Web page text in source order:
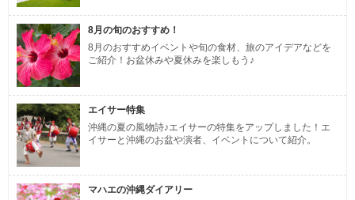
8月の旬のおすすめ！
8月のおすすめイベントや旬の食材、旅のアイデアなどを
ご紹介！お盆休みや夏休みを楽しもう♪
エイサー特集
沖縄の夏の風物詩♪エイサーの特集をアップしました！エ
イサーと沖縄のお盆や演者、イベントについて紹介。
マハエの沖縄ダイアリー